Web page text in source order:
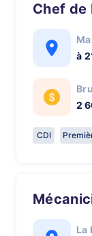
Chef
à
2
CDI
La